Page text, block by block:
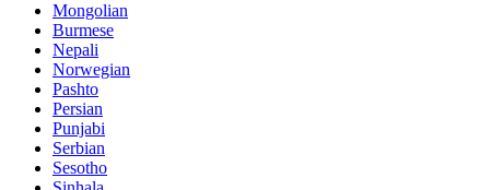
Mongolian
Burmese
Nepali
Norwegian
Pashto
Persian
Punjabi
Serbian
Sesotho